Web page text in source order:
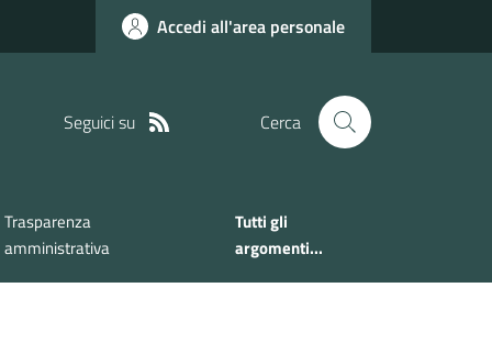
Accedi all'area personale
Seguici su Cerca
Trasparenza
amministrativa
Tutti gli
argomenti...